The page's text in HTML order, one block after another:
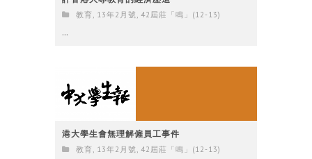
教育 , 13年2月號 , 42屆莊「鳴」(12-13)
...
港大學生會無理解僱員工事件
教育 13年2月號 42屆莊「鳴」(12-13)